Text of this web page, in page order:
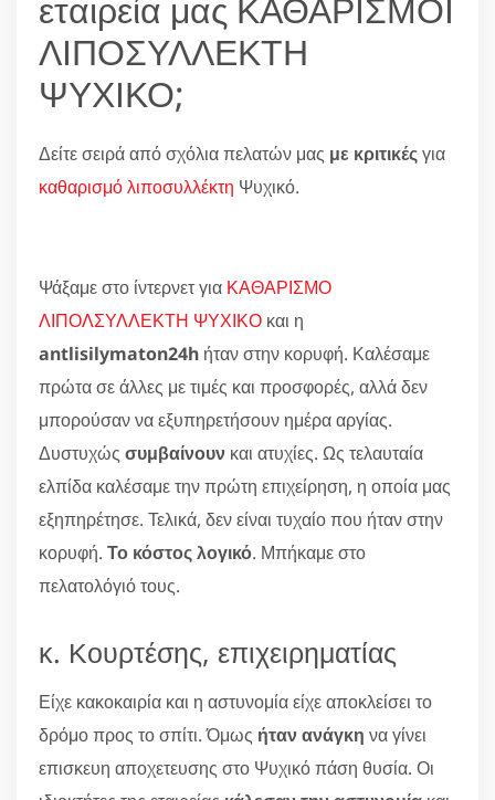
εταιρεία μας ΚΑΘΑΡΙΣΜΟΙ
ΛΙΠΟΣΥΛΛΕΚΤΗ
ΨΥΧΙΚΟ;
Δείτε σειρά από σχόλια πελατών μας με κριτικέςγια
καθαρισμό λιποσυλλέκτη Ψυχικό.
Ψάξαμε στο ίντερνετ για ΚΑΘΑΡΙΣΜΟ
ΛΙΠΟΛΣΥΛΛΕΚΤΗ ΨΥΧΙΚΟ και η
antlisilymaton24h ήταν στην κορυφή. Καλέσαμε
πρώτα σε άλλες με τιμές και προσφορές, αλλά δεν
μπορούσαν να εξυπηρετήσουν ημέρα αργίας.
Δυστυχώς συμβαίνουν και ατυχίες. Ως τελαυταία
ελπίδα καλέσαμε την πρώτη επιχείρηση, η οποία μας
εξηπηρέτησε. Τελικά, δεν είναι τυχαίο που ήταν στην
κορυφή. Το κόστος λογικό. Μπήκαμε στο
πελατολόγιό τους.
κ. Κουρτέσης, επιχειρηματίας
Είχε κακοκαιρία και η αστυνομία είχε αποκλείσει το
δρόμο προς το σπίτι. Όμως ήταν ανάγκη να γίνει
επισκευη αποχετευσης στο Ψυχικό πάση θυσία. Οι